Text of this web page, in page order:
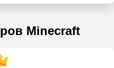
Minecraft